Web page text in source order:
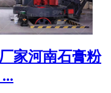
家河南石膏粉